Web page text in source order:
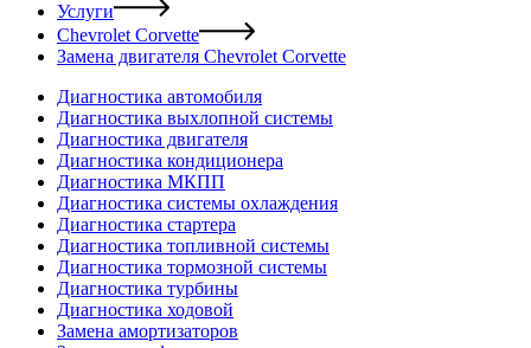
Услуги
Chevrolet Corvette
Замена двигателя Chevrolet Corvette
Диагностика автомобиля
Диагностика выхлопной системы
Диагностика двигателя
Диагностика кондиционера
Диагностика МКПП
Диагностика системы охлаждения
Диагностика стартера
Диагностика топливной системы
Диагностика тормозной системы
Диагностика турбины
Диагностика ходовой
Замена амортизаторов